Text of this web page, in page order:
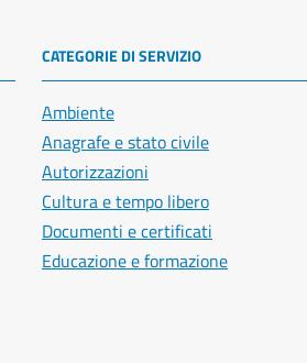
CATEGORIE DI SERVIZIO
Ambiente
Anagrafe e stato civile
Autorizzazioni
Cultura e tempo libero
Documenti e certificati
Educazione e formazione